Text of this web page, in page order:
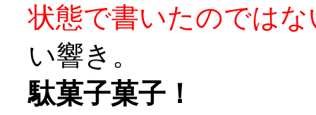
状態で書いたのではな
い響き。
駄菓子菓子！